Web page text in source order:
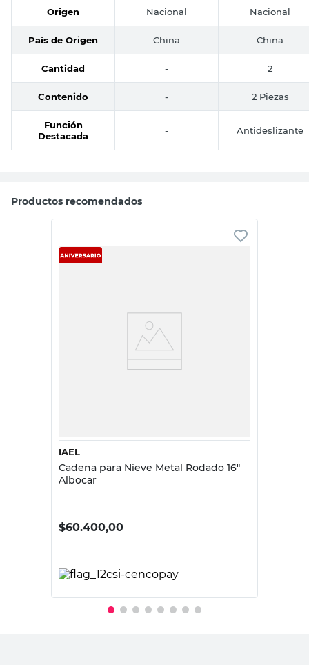
Origen Nacional Nacional
País de Origen China China
Cantidad - 2
Contenido - 2 Piezas
Función
Destacada
- Antideslizante
Productos recomendados
IAEL
Cadena para Nieve Metal Rodado 16"
Albocar
$60.400,00